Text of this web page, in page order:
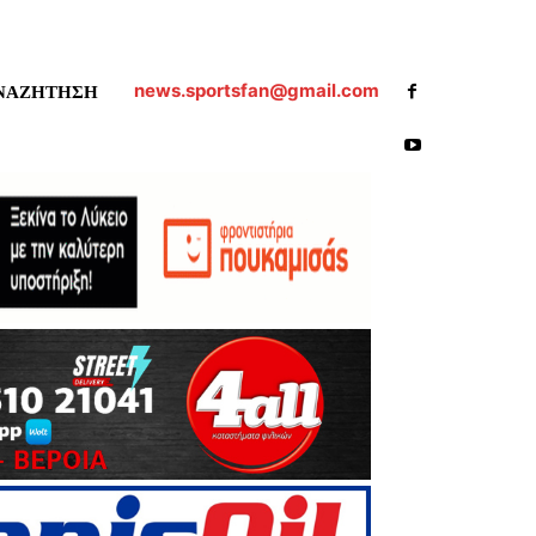
news.sportsfan@gmail.com